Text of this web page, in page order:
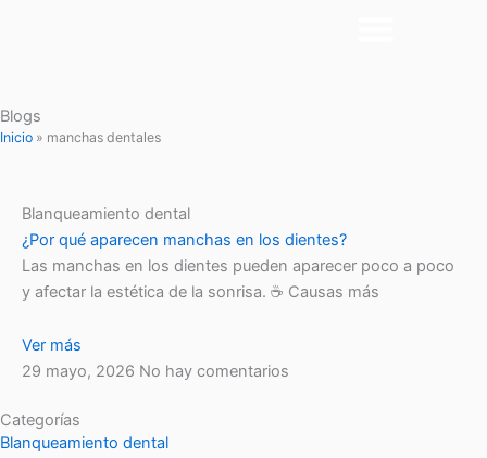
Blogs
Inicio » manchas dentales
Blanqueamiento dental
¿Por qué aparecen manchas en los dientes?
Las manchas en los dientes pueden aparecer poco a poco
y afectar la estética de la sonrisa. ☕ Causas más
Ver más
29 mayo, 2026 No hay comentarios
Categorías
Blanqueamiento dental